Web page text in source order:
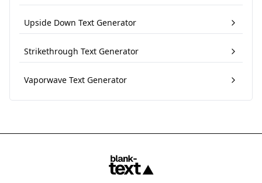
Upside Down Text Generator
Strikethrough Text Generator
Vaporwave Text Generator